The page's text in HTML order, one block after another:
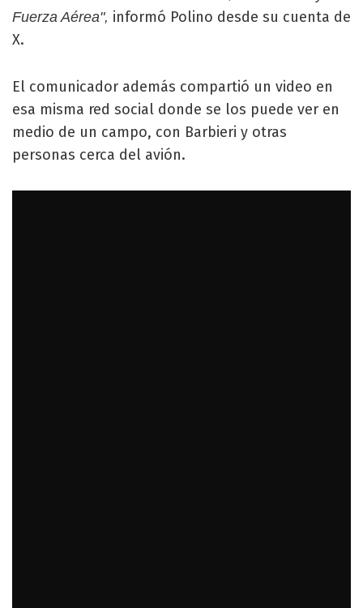
Fuerza Aérea", informó Polino desde su cuenta de
X.
El comunicador además compartió un video en
esa misma red social donde se los puede ver en
medio de un campo, con Barbieri y otras
personas cerca del avión.